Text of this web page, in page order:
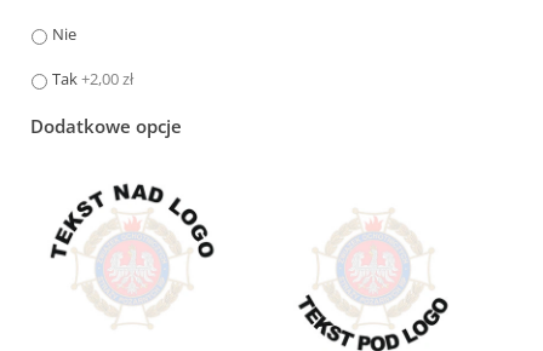
Nie
Tak+2,00 zł
Dodatkowe opcje